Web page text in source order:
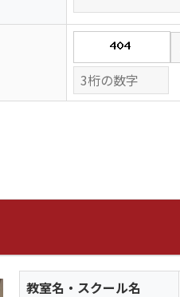
教室名・スクール名